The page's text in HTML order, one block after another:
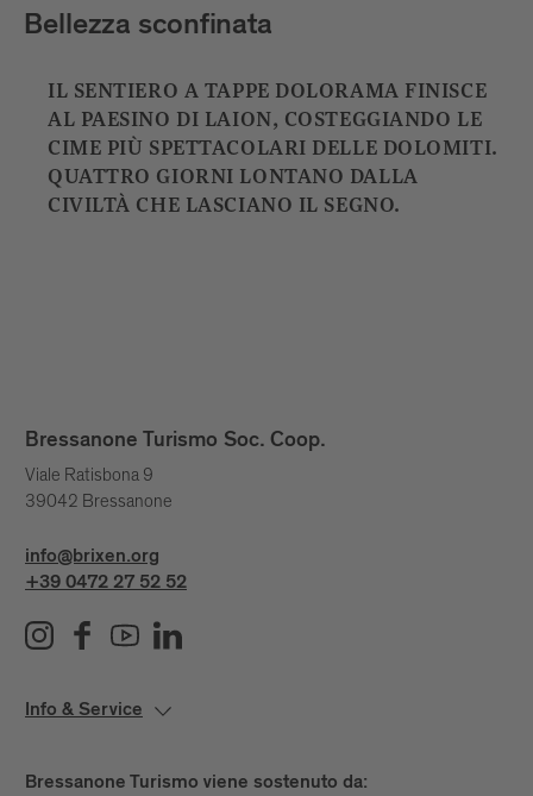
Bellezza sconfinata
IL SENTIERO A TAPPE DOLORAMA FINISCE
AL PAESINO DI LAION, COSTEGGIANDO LE
CIME PIÙ SPETTACOLARI DELLE DOLOMITI.
QUATTRO GIORNI LONTANO DALLA
CIVILTÀ CHE LASCIANO IL SEGNO.
Bressanone Turismo Soc. Coop.
Viale Ratisbona 9
39042 Bressanone
info@brixen.org
+39 0472 27 52 52
Info & Service
Bressanone Turismo viene sostenuto da: